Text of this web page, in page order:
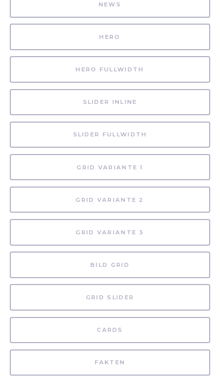
NEWS
HERO
HERO FULLWIDTH
SLIDER INLINE
SLIDER FULLWIDTH
GRID VARIANTE 1
GRID VARIANTE 2
GRID VARIANTE 3
BILD GRID
GRID SLIDER
CARDS
FAKTEN